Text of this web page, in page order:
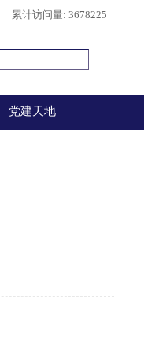
累计访问量: 3678225
党建天地